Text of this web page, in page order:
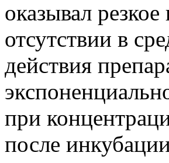
оказывал
отсутствии в
действия
при
после